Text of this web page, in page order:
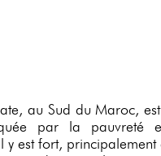
au Sud du Maroc,
par la pauvreté
y est fort, principalement